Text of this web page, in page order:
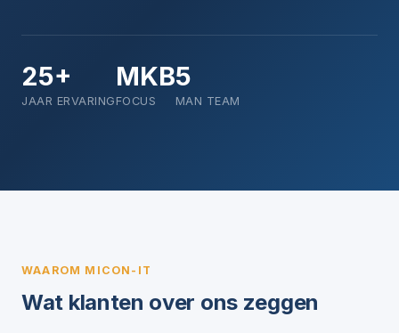
25+
JAAR ERVARING
MKB
FOCUS
5
MAN TEAM
WAAROM MICON-IT
Wat klanten over ons zeggen